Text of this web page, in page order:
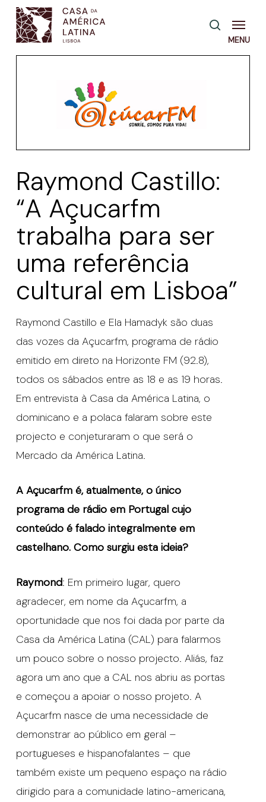
Skip
main
pesquisa
Menu
Raymond Castillo:
“A Açucarfm
trabalha para ser
uma referência
cultural em Lisboa”
Raymond Castillo e Ela Hamadyk são duas
das vozes da Açucarfm, programa de rádio
emitido em direto na Horizonte FM (92.8),
todos os sábados entre as 18 e as 19 horas.
Em entrevista à Casa da América Latina, o
dominicano e a polaca falaram sobre este
projecto e conjeturaram o que será o
Mercado da América Latina.
A Açucarfm é, atualmente, o único
programa de rádio em Portugal cujo
conteúdo é falado integralmente em
castelhano. Como surgiu esta ideia?
Raymond: Em primeiro lugar, quero
agradecer, em nome da Açucarfm, a
oportunidade que nos foi dada por parte da
Casa da América Latina (CAL) para falarmos
um pouco sobre o nosso projecto. Aliás, faz
agora um ano que a CAL nos abriu as portas
e começou a apoiar o nosso projeto. A
Açucarfm nasce de uma necessidade de
demonstrar ao público em geral –
portugueses e hispanofalantes – que
também existe um pequeno espaço na rádio
dirigido para a comunidade latino-americana,